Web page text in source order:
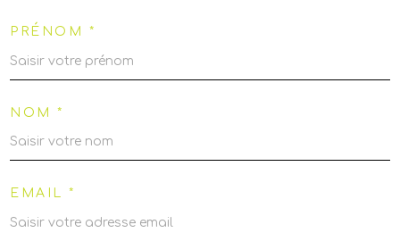
PRÉNOM *
NOM *
EMAIL *